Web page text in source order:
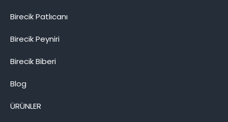
Birecik Patlıcanı
Birecik Peyniri
Birecik Biberi
Blog
ÜRÜNLER